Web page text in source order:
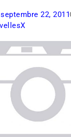
septembre 22, 2011